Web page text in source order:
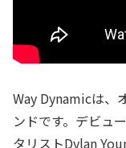
Way Dynamicは、
ンドです。デビュ
タリストDylan